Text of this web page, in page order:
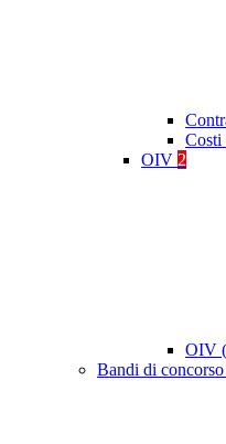
Costi
OIV 2
OIV
Bandi di concorso